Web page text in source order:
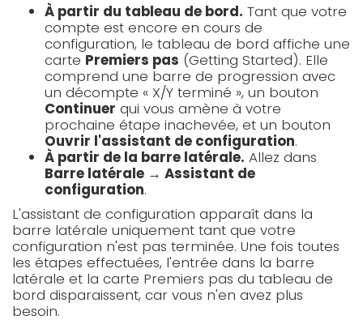
À partir du tableau de bord. Tant que votre
compte est encore en cours de
configuration, le tableau de bord affiche une
carte Premiers pas (Getting Started). Elle
comprend une barre de progression avec
un décompte « X/Y terminé », un bouton
Continuer qui vous amène à votre
prochaine étape inachevée, et un bouton
Ouvrir l'assistant de configuration.
À partir de la barre latérale. Allez dans
Barre latérale → Assistant de
configuration.
L'assistant de configuration apparaît dans la
barre latérale uniquement tant que votre
configuration n'est pas terminée. Une fois toutes
les étapes effectuées, l'entrée dans la barre
latérale et la carte Premiers pas du tableau de
bord disparaissent, car vous n'en avez plus
besoin.